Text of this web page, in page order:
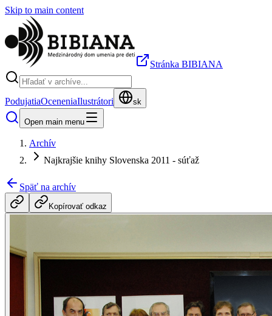
Skip to main content
Stránka BIBIANA
PodujatiaOceneniaIlustrátori sk
Open main menu
Archív
Najkrajšie knihy Slovenska 2011 - súťaž
Späť na archív
Kopírovať odkaz